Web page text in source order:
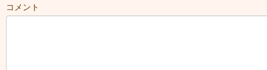
コメント